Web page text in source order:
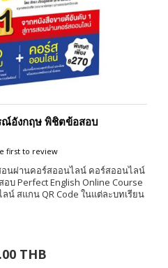
ณ์อังกฤษ พิชิตข้อสอบ
first to review
นผ่านคอร์สออนไลน์ คอร์สออนไลน์
Perfect English Online Course
น์ สแกน QR Code ในแต่ละบทเรียน
THB